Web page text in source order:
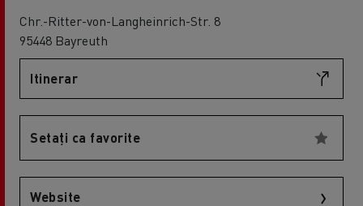
Chr.-Ritter-von-Langheinrich-Str. 8
95448 Bayreuth
Itinerar
Setați ca favorite
Website